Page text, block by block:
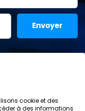
cookie et des
à des informations